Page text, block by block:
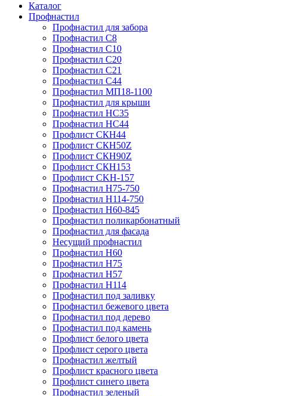
Каталог
Профнастил
Профнастил для забора
Профнастил С8
Профнастил С10
Профнастил С20
Профнастил С21
Профнастил С44
Профнастил МП18-1100
Профнастил для крыши
Профнастил HC35
Профнастил НС44
Профлист СКН44
Профлист СКН50Z
Профлист СКН90Z
Профлист СКН153
Профлист СKH-157
Профнастил Н75-750
Профнастил Н114-750
Профнастил Н60-845
Профнастил поликарбонатный
Профнастил для фасада
​Несущий профнастил
Профнастил H60
Профнастил Н75
Профнастил Н57
Профнастил Н114
Профнастил под заливку
Профнастил бежевого цвета
Профнастил под дерево
Профнастил под камень
Профлист белого цвета
Профлист серого цвета
Профнастил желтый
Профлист красного цвета
Профлист синего цвета
Профнастил зеленый